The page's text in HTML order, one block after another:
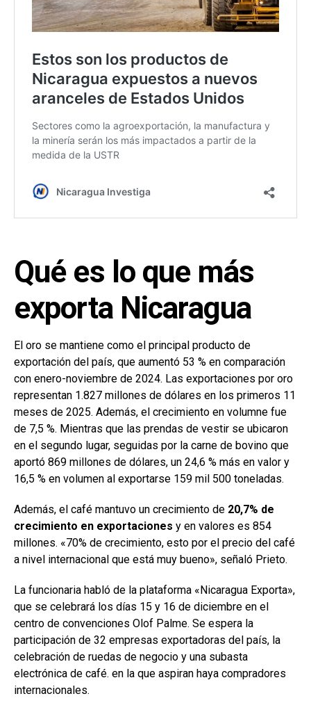
Qué es lo que más
exporta Nicaragua
El oro se mantiene como el principal producto de
exportación del país, que aumentó 53 % en comparación
con enero-noviembre de 2024. Las exportaciones por oro
representan 1.827 millones de dólares en los primeros 11
meses de 2025. Además, el crecimiento en volumne fue
de 7,5 %. Mientras que las prendas de vestir se ubicaron
en el segundo lugar, seguidas por la carne de bovino que
aportó 869 millones de dólares, un 24,6 % más en valor y
16,5 % en volumen al exportarse 159 mil 500 toneladas.
Además, el café mantuvo un crecimiento de 20,7% de
crecimiento en exportaciones y en valores es 854
millones. «70% de crecimiento, esto por el precio del café
a nivel internacional que está muy bueno», señaló Prieto.
La funcionaria habló de la plataforma «Nicaragua Exporta»,
que se celebrará los días 15 y 16 de diciembre en el
centro de convenciones Olof Palme. Se espera la
participación de 32 empresas exportadoras del país, la
celebración de ruedas de negocio y una subasta
electrónica de café. en la que aspiran haya compradores
internacionales.